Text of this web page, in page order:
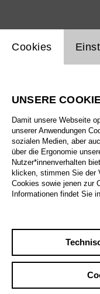
Alle Sparten
Alle Spielstätten
Alle Merkmale
Sa29.8.
Einstellung
Cookies
UNSERE
Damit unsere Webseite
unserer Anwendungen
sozialen Medien, aber
über die Ergonomie
Nutzer*innenverhalten
klicken, stimmen Sie der
Cookies sowie jenen zur
Informationen findet Sie